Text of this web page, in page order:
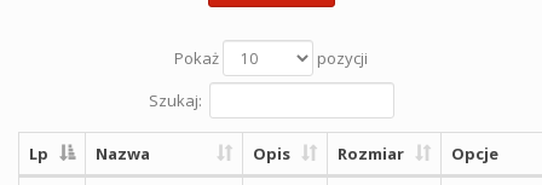
Pokaż
pozycji
Szukaj:
Lp Nazwa Opis Rozmiar Opcje